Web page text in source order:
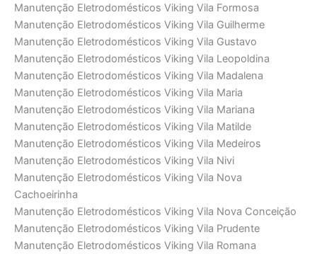
Manutenção Eletrodomésticos Viking Vila Formosa
Manutenção Eletrodomésticos Viking Vila Guilherme
Manutenção Eletrodomésticos Viking Vila Gustavo
Manutenção Eletrodomésticos Viking Vila Leopoldina
Manutenção Eletrodomésticos Viking Vila Madalena
Manutenção Eletrodomésticos Viking Vila Maria
Manutenção Eletrodomésticos Viking Vila Mariana
Manutenção Eletrodomésticos Viking Vila Matilde
Manutenção Eletrodomésticos Viking Vila Medeiros
Manutenção Eletrodomésticos Viking Vila Nivi
Manutenção Eletrodomésticos Viking Vila Nova
Cachoeirinha
Manutenção Eletrodomésticos Viking Vila Nova Conceição
Manutenção Eletrodomésticos Viking Vila Prudente
Manutenção Eletrodomésticos Viking Vila Romana